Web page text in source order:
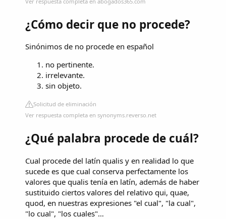
¿Cómo decir que no procede?
Sinónimos de no procede en español
no pertinente.
irrelevante.
sin objeto.
Solicitud de eliminación
Ver respuesta completa en synonyms.reverso.net
¿Qué palabra procede de cuál?
Cual procede del latín qualis y en realidad lo que
sucede es que cual conserva perfectamente los
valores que qualis tenía en latín, además de haber
sustituido ciertos valores del relativo qui, quae,
quod, en nuestras expresiones "el cual", "la cual",
"lo cual", "los cuales"…